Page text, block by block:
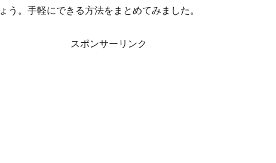
う。手軽にできる方法をまとめてみました。
スポンサーリンク